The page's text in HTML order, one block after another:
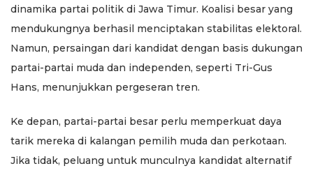
dinamika partai politik di Jawa Timur. Koalisi besar yang
mendukungnya berhasil menciptakan stabilitas elektoral.
Namun, persaingan dari kandidat dengan basis dukungan
partai-partai muda dan independen, seperti Tri-Gus
Hans, menunjukkan pergeseran tren.
Ke depan, partai-partai besar perlu memperkuat daya
tarik mereka di kalangan pemilih muda dan perkotaan.
Jika tidak, peluang untuk munculnya kandidat alternatif